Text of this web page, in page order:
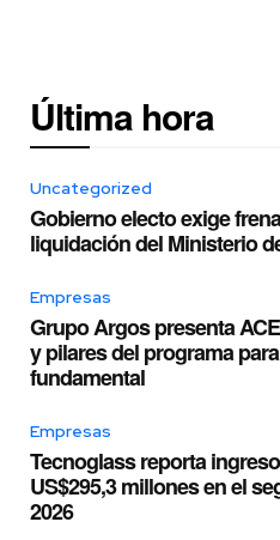
Última hora
Uncategorized
Gobierno electo exige
liquidación del Ministerio
Empresas
Grupo Argos presenta
y pilares del programa
fundamental
Empresas
Tecnoglass reporta
US$295,3 millones en el
2026